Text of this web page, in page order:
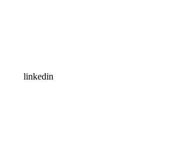
linkedin